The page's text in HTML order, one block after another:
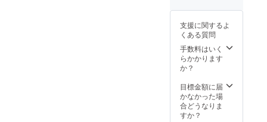
高さ約
単品重
量 約
330g/箱
を含む
総重量
440g）
・賞味
期限
冷凍保
ワサビ
ツーン
としび
れる本
格わさ
び味
4. 田
中の明
太海
苔 ピ
から。
●妊娠
中・授
乳中は
飲酒を
くださ
い。 ■
冷蔵発
送 ※銀
20歳を
こえて
から。
●妊娠
中・授
飲酒を
控えて
くださ
い。 ※
成分が
沈殿す
ること
があり
ます
が、品
りませ
ん。 ●
梅酒の
ルを是
非味
わって
みてく
ださ
い！ リ
1.
梅酒
MIYAYO
の中に
も後味
をすっ
きりさ
せる独
自の酸
回りに
くい露
茜100％
用で、
追加生
産いた
しま
す。着
色料な
い天然
由来の
透き
類・氷
アル
コール
分
17％ ・
内容
380ml
生産量
に限り
がある
支援に関するよ
くある質問
手数料はいく
らかかります
か？
目標金額に届
かなかった場
合どうなりま
すか？